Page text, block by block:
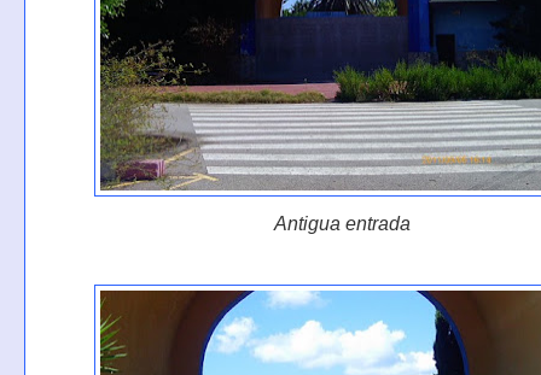
Antigua entrada